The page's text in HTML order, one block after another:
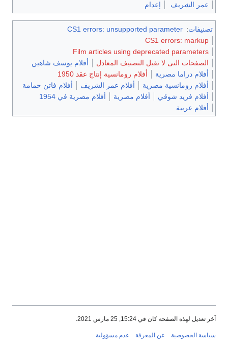
عمر الشريف
إعدام
تصنيفات:
CS1 errors: unsupported parameter
CS1 errors: markup
Film articles using deprecated parameters
الصفحات التی لا تقبل التصنيف المعادل
أفلام يوسف شاهين
أفلام دراما مصرية
أفلام رومانسية إنتاج عقد 1950
أفلام رومانسية مصرية
أفلام عمر الشريف
أفلام فاتن حمامة
أفلام فريد شوقي
أفلام مصرية
أفلام مصرية في 1954
أفلام عربية
آخر تعديل لهذه الصفحة كان في 15:24, 25 مارس 2021.
سياسة الخصوصية عن المعرفة عدم مسؤولية